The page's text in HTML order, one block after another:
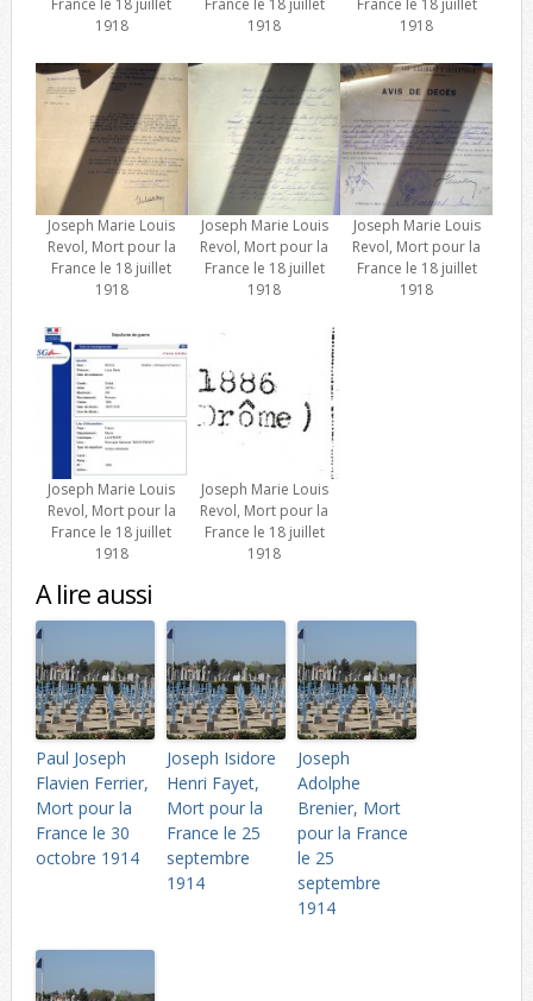
France le 18 juillet
1918
France le 18 juillet
1918
France le 18 juillet
1918
Joseph Marie Louis
Revol, Mort pour la
France le 18 juillet
1918
Joseph Marie Louis
Revol, Mort pour la
France le 18 juillet
1918
Joseph Marie Louis
Revol, Mort pour la
France le 18 juillet
1918
Joseph Marie Louis
Revol, Mort pour la
France le 18 juillet
1918
Joseph Marie Louis
Revol, Mort pour la
France le 18 juillet
1918
A lire aussi
Paul Joseph
Flavien Ferrier,
Mort pour la
France le 30
octobre 1914
Joseph Isidore
Henri Fayet,
Mort pour la
France le 25
septembre
1914
Joseph
Adolphe
Brenier, Mort
pour la France
le 25
septembre
1914